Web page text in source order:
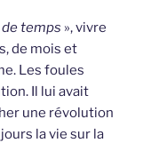
temps », vivre
de mois et
Les foules
Il lui avait
une révolution
la vie sur la